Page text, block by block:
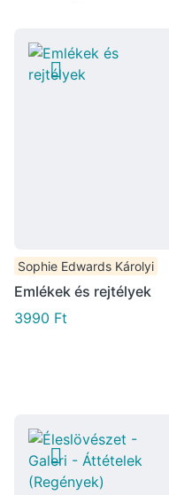
Sophie Edwards Károlyi
Emlékek és rejtélyek
3990 Ft